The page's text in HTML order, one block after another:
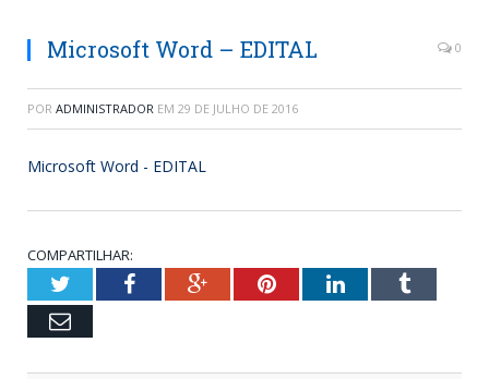
Microsoft Word – EDITAL 0
POR ADMINISTRADOR EM 29 DE JULHO DE 2016
Microsoft Word - EDITAL
COMPARTILHAR:
TwitterFacebookGoogle+PinterestLinkedInTumblr
Email